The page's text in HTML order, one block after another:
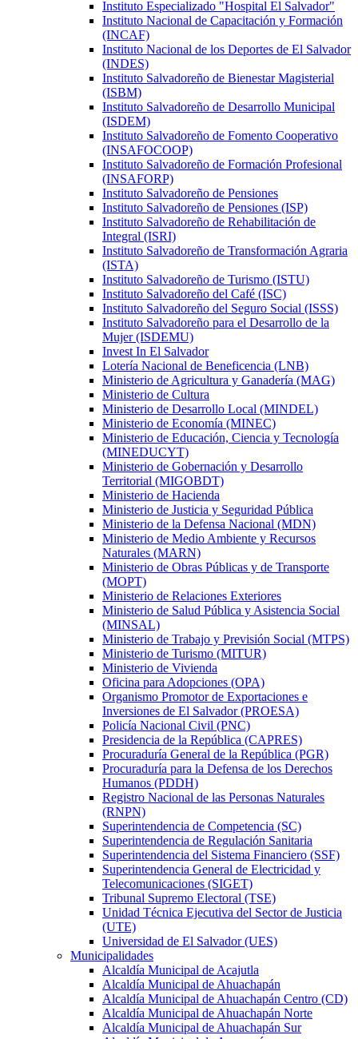
Instituto Especializado "Hospital El Salvador"
Instituto Nacional de Capacitación y Formación
(INCAF)
Instituto Nacional de los Deportes de El Salvador
(INDES)
Instituto Salvadoreño de Bienestar Magisterial
(ISBM)
Instituto Salvadoreño de Desarrollo Municipal
(ISDEM)
Instituto Salvadoreño de Fomento Cooperativo
(INSAFOCOOP)
Instituto Salvadoreño de Formación Profesional
(INSAFORP)
Instituto Salvadoreño de Pensiones
Instituto Salvadoreño de Pensiones (ISP)
Instituto Salvadoreño de Rehabilitación de
Integral (ISRI)
Instituto Salvadoreño de Transformación Agraria
(ISTA)
Instituto Salvadoreño de Turismo (ISTU)
Instituto Salvadoreño del Café (ISC)
Instituto Salvadoreño del Seguro Social (ISSS)
Instituto Salvadoreño para el Desarrollo de la
Mujer (ISDEMU)
Invest In El Salvador
Lotería Nacional de Beneficencia (LNB)
Ministerio de Agricultura y Ganadería (MAG)
Ministerio de Cultura
Ministerio de Desarrollo Local (MINDEL)
Ministerio de Economía (MINEC)
Ministerio de Educación, Ciencia y Tecnología
(MINEDUCYT)
Ministerio de Gobernación y Desarrollo
Territorial (MIGOBDT)
Ministerio de Hacienda
Ministerio de Justicia y Seguridad Pública
Ministerio de la Defensa Nacional (MDN)
Ministerio de Medio Ambiente y Recursos
Naturales (MARN)
Ministerio de Obras Públicas y de Transporte
(MOPT)
Ministerio de Relaciones Exteriores
Ministerio de Salud Pública y Asistencia Social
(MINSAL)
Ministerio de Trabajo y Previsión Social (MTPS)
Ministerio de Turismo (MITUR)
Ministerio de Vivienda
Oficina para Adopciones (OPA)
Organismo Promotor de Exportaciones e
Inversiones de El Salvador (PROESA)
Policía Nacional Civil (PNC)
Presidencia de la República (CAPRES)
Procuraduría General de la República (PGR)
Procuraduría para la Defensa de los Derechos
Humanos (PDDH)
Registro Nacional de las Personas Naturales
(RNPN)
Superintendencia de Competencia (SC)
Superintendencia de Regulación Sanitaria
Superintendencia del Sistema Financiero (SSF)
Superintendencia General de Electricidad y
Telecomunicaciones (SIGET)
Tribunal Supremo Electoral (TSE)
Unidad Técnica Ejecutiva del Sector de Justicia
(UTE)
Universidad de El Salvador (UES)
Municipalidades
Alcaldía Municipal de Acajutla
Alcaldía Municipal de Ahuachapán
Alcaldía Municipal de Ahuachapán Centro (CD)
Alcaldía Municipal de Ahuachapán Norte
Alcaldía Municipal de Ahuachapán Sur